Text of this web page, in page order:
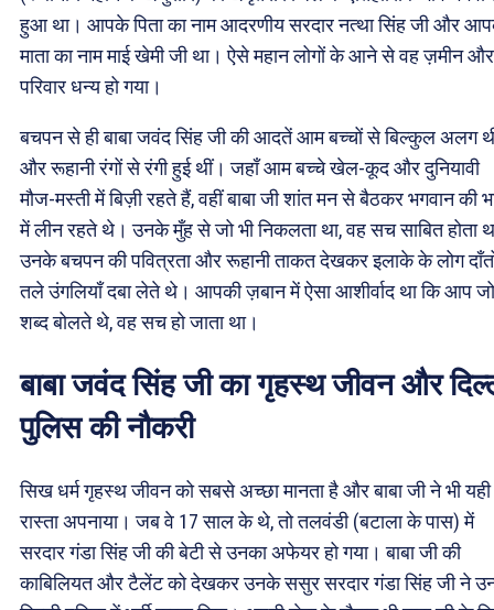
हुआ था। आपके पिता का नाम आदरणीय सरदार नत्था सिंह जी और
माता का नाम माई खेमी जी था। ऐसे महान लोगों के आने से वह ज़मीन और
परिवार धन्य हो गया।
बचपन से ही बाबा जवंद सिंह जी की आदतें आम बच्चों से बिल्कुल अलग
और रूहानी रंगों से रंगी हुई थीं। जहाँ आम बच्चे खेल-कूद और दुनियावी
मौज-मस्ती में बिज़ी रहते हैं, वहीं बाबा जी शांत मन से बैठकर भगवान की
में लीन रहते थे। उनके मुँह से जो भी निकलता था, वह सच साबित होता
उनके बचपन की पवित्रता और रूहानी ताकत देखकर इलाके के लोग
तले उंगलियाँ दबा लेते थे। आपकी ज़बान में ऐसा आशीर्वाद था कि आप
शब्द बोलते थे, वह सच हो जाता था।
बाबा जवंद सिंह जी का गृहस्थ जीवन और
पुलिस की नौकरी
सिख धर्म गृहस्थ जीवन को सबसे अच्छा मानता है और बाबा जी ने भी यही
रास्ता अपनाया। जब वे 17 साल के थे, तो तलवंडी (बटाला के पास) में
सरदार गंडा सिंह जी की बेटी से उनका अफेयर हो गया। बाबा जी की
काबिलियत और टैलेंट को देखकर उनके ससुर सरदार गंडा सिंह जी ने